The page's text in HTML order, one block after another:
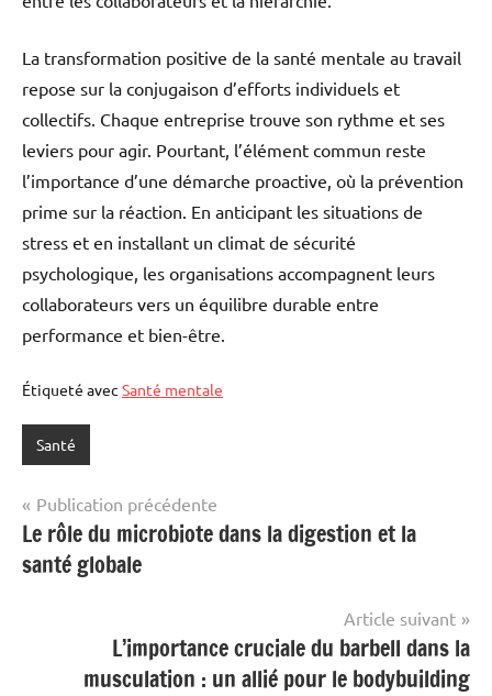
La transformation positive de la santé mentale au travail
repose sur la conjugaison d’efforts individuels et
collectifs. Chaque entreprise trouve son rythme et ses
leviers pour agir. Pourtant, l’élément commun reste
l’importance d’une démarche proactive, où la prévention
prime sur la réaction. En anticipant les situations de
stress et en installant un climat de sécurité
psychologique, les organisations accompagnent leurs
collaborateurs vers un équilibre durable entre
performance et bien-être.
Étiqueté avec Santé mentale
Santé
Navigation
de
l’article
Publication précédente
Le rôle du microbiote dans la digestion et la
santé globale
Article suivant
L’importance cruciale du barbell dans la
musculation : un allié pour le bodybuilding